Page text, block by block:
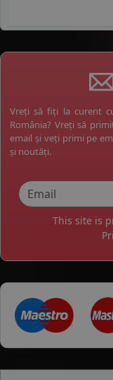
Vreți să fiți la curent
România? Vreți să
email și veți primi pe
și noutăți.
This site is